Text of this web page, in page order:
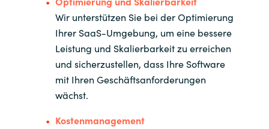
Wir unterstützen Sie bei der Optimierung
Ihrer SaaS-Umgebung, um eine bessere
Leistung und Skalierbarkeit zu erreichen
und sicherzustellen, dass Ihre Software
mit Ihren Geschäftsanforderungen
wächst.
Kostenmanagement